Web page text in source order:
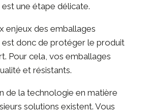
une étape délicate.
enjeux des emballages
est donc de protéger le produit
Pour cela, vos emballages
et résistants.
de la technologie en matière
solutions existent. Vous